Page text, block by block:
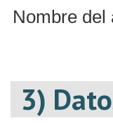
Nombre del
3)